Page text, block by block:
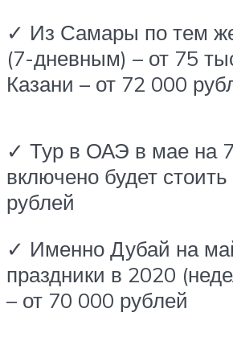
✓ Из Самары по тем
(7-дневным) – от 75
Казани – от 72 000
✓ Тур в ОАЭ в мае на
включено будет
рублей
✓ Именно Дубай на
праздники в 2020
– от 70 000 рублей